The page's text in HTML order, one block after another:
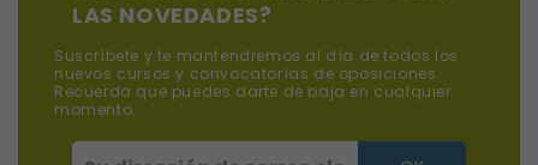
LAS NOVEDADES?
Suscríbete y te mantendremos al día de todos los
nuevos cursos y convocatorías de oposiciones.
Recuerda que puedes darte de baja en cualquier
momento.